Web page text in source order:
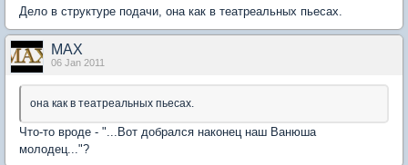
Дело в структуре подачи, она как в театреальных пьесах.
MAX
06 Jan 2011
она как в театреальных пьесах.
Что-то вроде - "...Вот добрался наконец наш Ванюша
молодец..."?